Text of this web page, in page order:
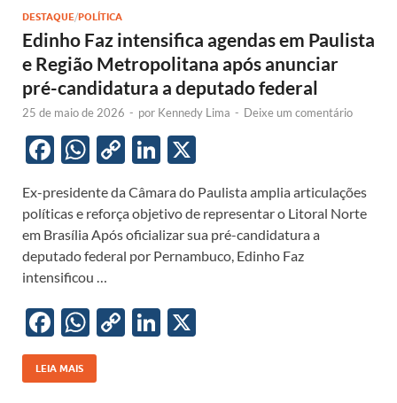
DESTAQUE/POLÍTICA
Edinho Faz intensifica agendas em Paulista
e Região Metropolitana após anunciar
pré-candidatura a deputado federal
25 de maio de 2026 - por Kennedy Lima - Deixe um comentário
F
e
b
o
o
k
W
at
s
A
p
p
C
p
y
Li
k
Li
k
e
dI
Ex-presidente da Câmara do Paulista amplia articulações
políticas e reforça objetivo de representar o Litoral Norte
em Brasília Após oficializar sua pré-candidatura a
deputado federal por Pernambuco, Edinho Faz
intensificou …
F
ac
e
W
h
at
C
Li
LEIA MAIS